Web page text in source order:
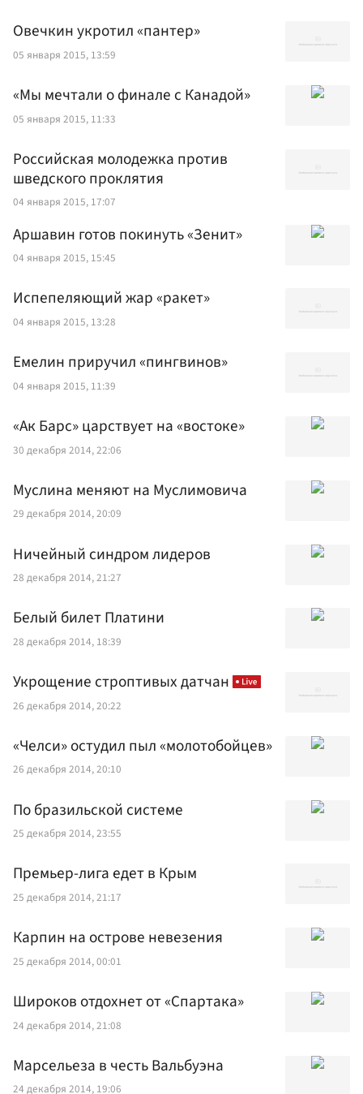
Овечкин укротил «пантер»
05 января 2015, 13:59
«Мы мечтали о финале с Канадой»
05 января 2015, 11:33
Российская молодежка против
шведского проклятия
04 января 2015, 17:07
Аршавин готов покинуть «Зенит»
04 января 2015, 15:45
Испепеляющий жар «ракет»
04 января 2015, 13:28
Емелин приручил «пингвинов»
04 января 2015, 11:39
«Ак Барс» царствует на «востоке»
30 декабря 2014, 22:06
Муслина меняют на Муслимовича
29 декабря 2014, 20:09
Ничейный синдром лидеров
28 декабря 2014, 21:27
Белый билет Платини
28 декабря 2014, 18:39
Укрощение строптивых датчан
26 декабря 2014, 20:22
«Челси» остудил пыл «молотобойцев»
26 декабря 2014, 20:10
По бразильской системе
25 декабря 2014, 23:55
Премьер-лига едет в Крым
25 декабря 2014, 21:17
Карпин на острове невезения
25 декабря 2014, 00:01
Широков отдохнет от «Спартака»
24 декабря 2014, 21:08
Марсельеза в честь Вальбуэна
24 декабря 2014, 19:06